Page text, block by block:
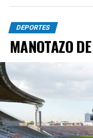
DEPORTES
MANOTAZO